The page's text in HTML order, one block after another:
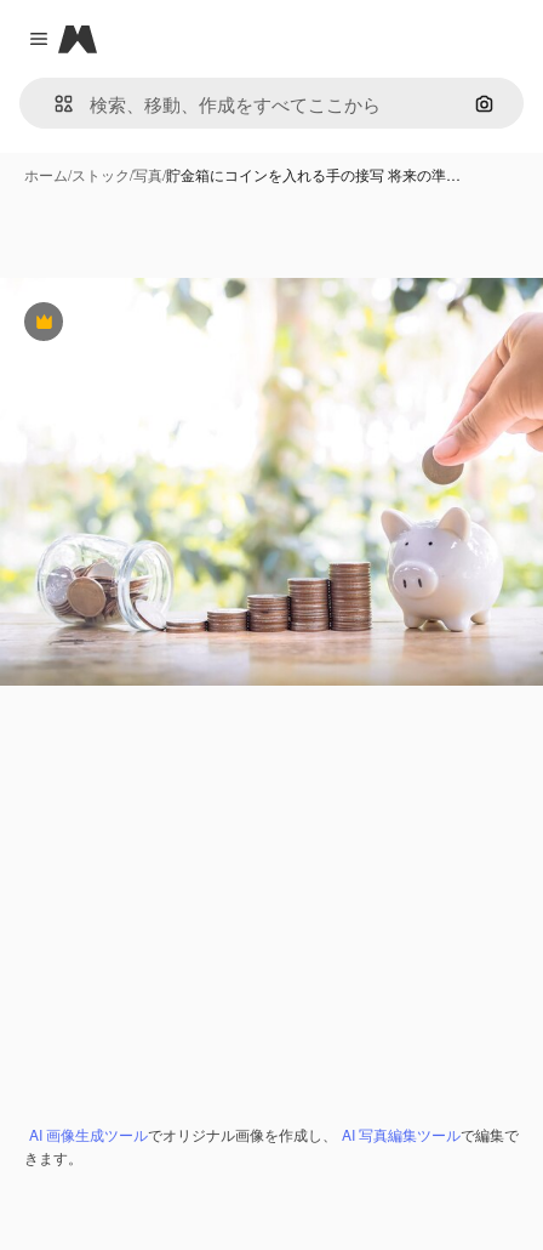
Close menu
Magnific
画像で
ホーム/ストック/写真/貯金箱にコインを入れる手の接写 将来の準…
Premium
AI 画像生成ツールでオリジナル画像を作成し、 AI 写真編集ツールで編集で
きます。